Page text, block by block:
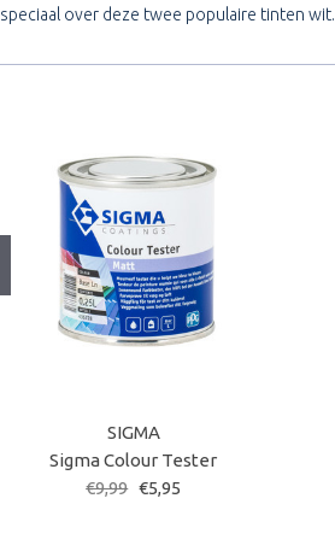
speciaal over deze twee populaire tinten wit.
SIGMA
Sigma Colour Tester
€9,99 €5,95